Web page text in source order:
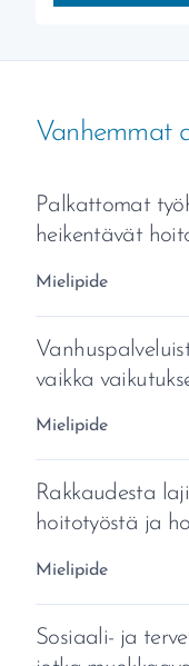
Vanhemmat
Palkattomat
heikentävät
Aihealue:
Mielipide
vaikka
Aihealue:
Mielipide
Rakkaudesta
hoitotyöstä ja
Aihealue:
Mielipide
Sosiaali- ja